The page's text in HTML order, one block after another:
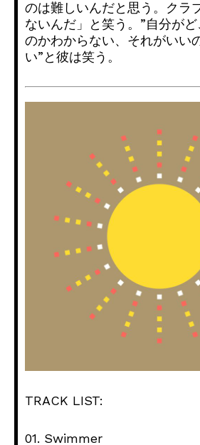
のは難しいんだと思う。 クラ
ないんだ」と笑う。”自分が
のかわからない、 それがいい
い”と彼は笑う。
TRACK LIST:
01. Swimmer